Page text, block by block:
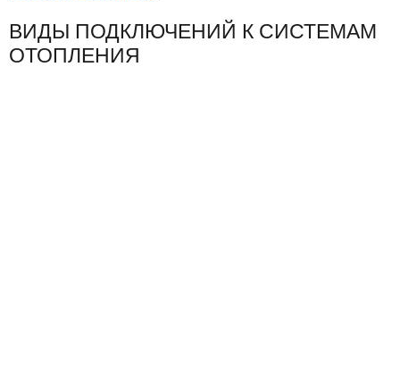
ВИДЫ ПОДКЛЮЧЕНИЙ К СИСТЕМАМ
ОТОПЛЕНИЯ